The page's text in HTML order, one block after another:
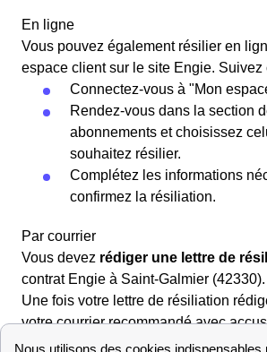
En ligne
Vous pouvez également résilier en
espace client sur le site Engie. Suivez
Connectez-vous à "Mon
Rendez-vous dans la section
abonnements et choisissez
souhaitez résilier.
Complétez les informations
confirmez la résiliation.
Par courrier
Vous devez rédiger une lettre de
contrat Engie à Saint-Galmier (42330).
Une fois votre lettre de résiliation
votre courrier recommandé avec